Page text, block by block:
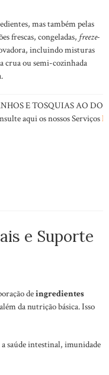
mas também pelas
frescas, congeladas, freeze-
incluindo misturas
crua ou semi-cozinhada
E TOSQUIAS AO
aqui os nossos Serviços
e Suporte
deingredientes
da nutrição básica. Isso
saúde intestinal, imunidade